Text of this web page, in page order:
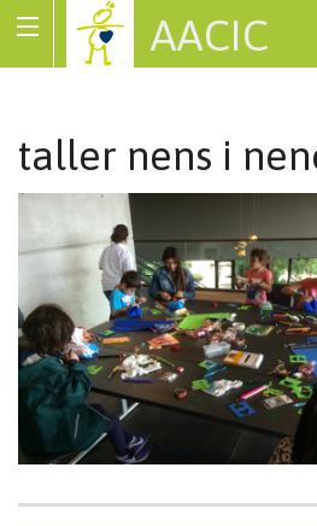
AACIC
taller nens i